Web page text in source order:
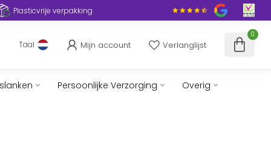
Plasticvrije verpakking
Taal Mijn account Verlanglijst
0
Persoonlijke Verzorging Overig